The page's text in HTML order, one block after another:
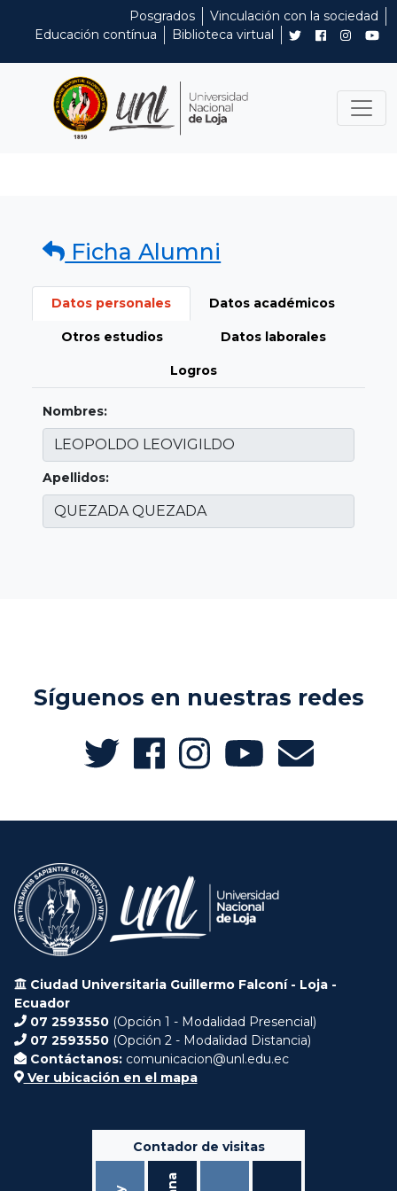
Posgrados
Vinculación con la sociedad
Educación contínua
Biblioteca virtual
Ficha Alumni
Datos personales Datos académicos
Otros estudios Datos laborales
Logros
Nombres:
Apellidos:
Síguenos en nuestras redes
Ciudad Universitaria Guillermo Falconí - Loja -
Ecuador
07 2593550 (Opción 1 - Modalidad Presencial)
07 2593550 (Opción 2 - Modalidad Distancia)
Contáctanos: comunicacion@unl.edu.ec
Ver ubicación en el mapa
Contador de visitas